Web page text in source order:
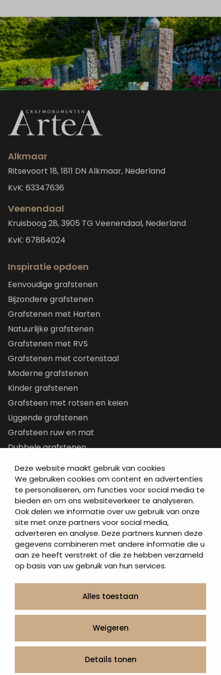
Deze website maakt gebruik van cookies
We gebruiken cookies om content en advertenties
te personaliseren, om functies voor social media te
bieden en om ons websiteverkeer te analyseren.
Ook delen we informatie over uw gebruik van onze
site met onze partners voor social media,
adverteren en analyse. Deze partners kunnen deze
gegevens combineren met andere informatie die u
aan ze heeft verstrekt of die ze hebben verzameld
op basis van uw gebruik van hun services.
Alles toestaan
Weigeren
Details tonen
Alkmaar
Ritsevoort 18, 1811 DN Alkmaar, Nederland
KvK: 63347636
Veenendaal
Kruisboog 28, 3905 TG Veenendaal, Nederland
KvK: 67884024
Inspiratie opdoen
Eenvoudige grafstenen
Bijzondere grafstenen
Grafstenen met Harten
Natuurlijke grafstenen
Grafstenen met RVS
Grafstenen met cortenstaal
Moderne grafstenen
Kinder grafstenen
Grafsteen met rotsen en keien
Liggende grafstenen
Grafsteen ruw en mat
Dubbele grafstenen
Letterplaten
Grafzerken kopen
Direct naar
Grafstenen
As artikelen
Urngrafmonumenten
Informatie
Contact
Onze werkwijze
Urnen en as sieraden webshop